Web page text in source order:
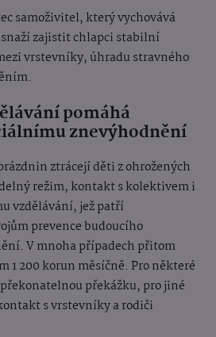
samoživitel, který vychovává
snaží zajistit chlapci stabilní
vrstevníky, úhradu stravného
pomáhá
znevýhodnění
ztrácejí děti z ohrožených
režim, kontakt s kolektivem i
vzdělávání, jež patří
prevence budoucího
Vmnoha případech přitom
1 200 korun měsíčně. Pro některé
překážku, pro jiné
s vrstevníky a rodiči